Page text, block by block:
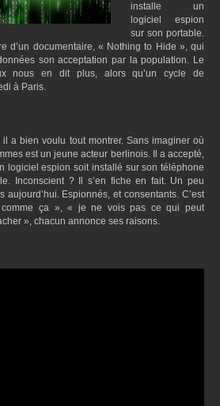
installe un
logiciel espion
sur son portable.
d’un documentaire, « Nothing to Hide », qui
son acceptation par la population. Le
nous en dit plus, alors qu’un cycle de
à Paris.
il a bien voulu tout montrer. Sans imaginer où
est un jeune acteur berlinois. Il a accepté,
logiciel espion soit installé sur son téléphone
Inconscient ? Il s’en fiche en fait. Un peu
Espionnés, et consentants. C’est
ça », « je ne vois pas ce qui peut
», chacun annonce ses raisons.